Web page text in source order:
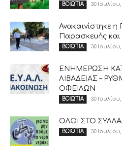
ΒΟΙΩΤΙΑ 30
Ανακαινίστηκε
Παρασκευής
ΒΟΙΩΤΙΑ 30
ΕΝΗΜΕΡΩΣΗ
ΛΙΒΑΔΕΙΑΣ –
ΟΦΕΙΛΩΝ
ΒΟΙΩΤΙΑ 30
ΟΛΟΙ ΣΤΟ
ΒΟΙΩΤΙΑ 30